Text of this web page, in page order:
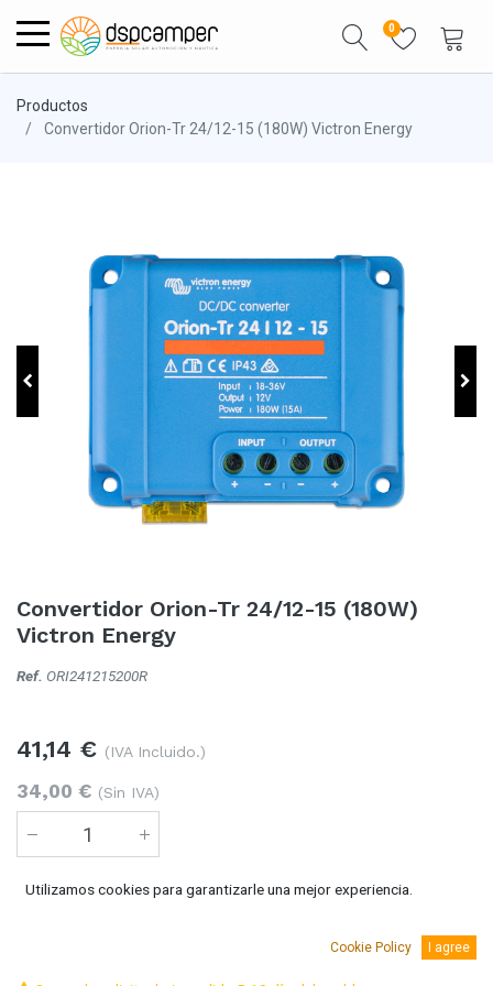
0
Productos
Convertidor Orion-Tr 24/12-15 (180W) Victron Energy
Convertidor Orion-Tr 24/12-15 (180W)
Victron Energy
Ref. ORI241215200R
41,14 € (IVA Incluido.)
34,00 € (Sin IVA)
Añadir al carro
Utilizamos cookies para garantizarle una mejor experiencia.
Cookie Policy I agree